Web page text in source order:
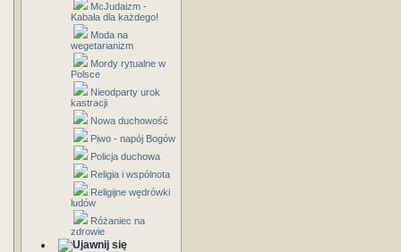
McJudaizm -
Kabała dla każdego!
Moda na
wegetarianizm
Mordy rytualne w
Polsce
Nieodparty urok
kastracji
Nowa duchowość
Piwo - napój Bogów
Policja duchowa
Religia i wspólnota
Religijne wędrówki
ludów
Różaniec na
zdrowie